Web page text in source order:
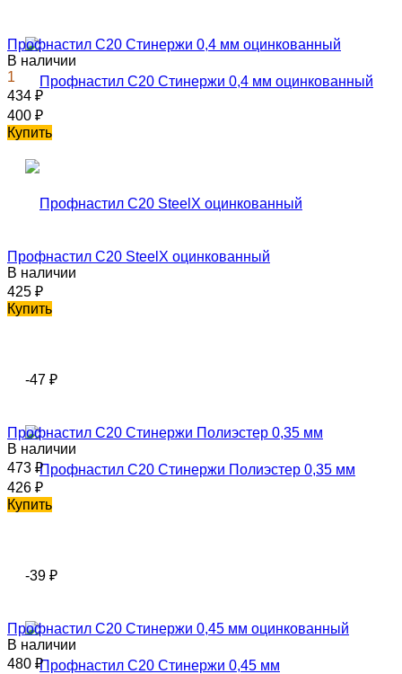
Профнастил С20 Стинержи 0,4 мм оцинкованный
В наличии
1
434 ₽
400 ₽
Купить
Профнастил C20 SteelX оцинкованный
В наличии
425 ₽
Купить
-47 ₽
Профнастил С20 Стинержи Полиэстер 0,35 мм
В наличии
473 ₽
426 ₽
Купить
-39 ₽
Профнастил С20 Стинержи 0,45 мм оцинкованный
В наличии
480 ₽